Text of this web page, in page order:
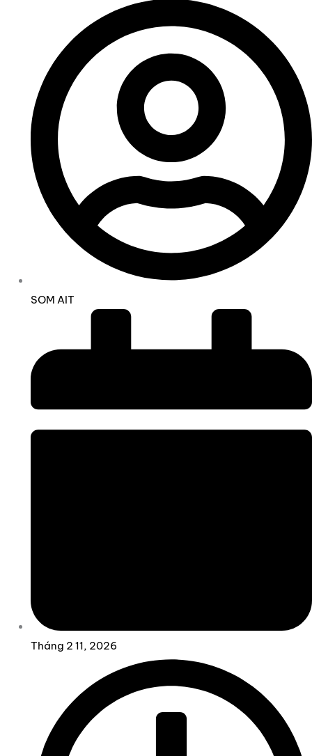
SOM AIT
Tháng 2 11, 2026